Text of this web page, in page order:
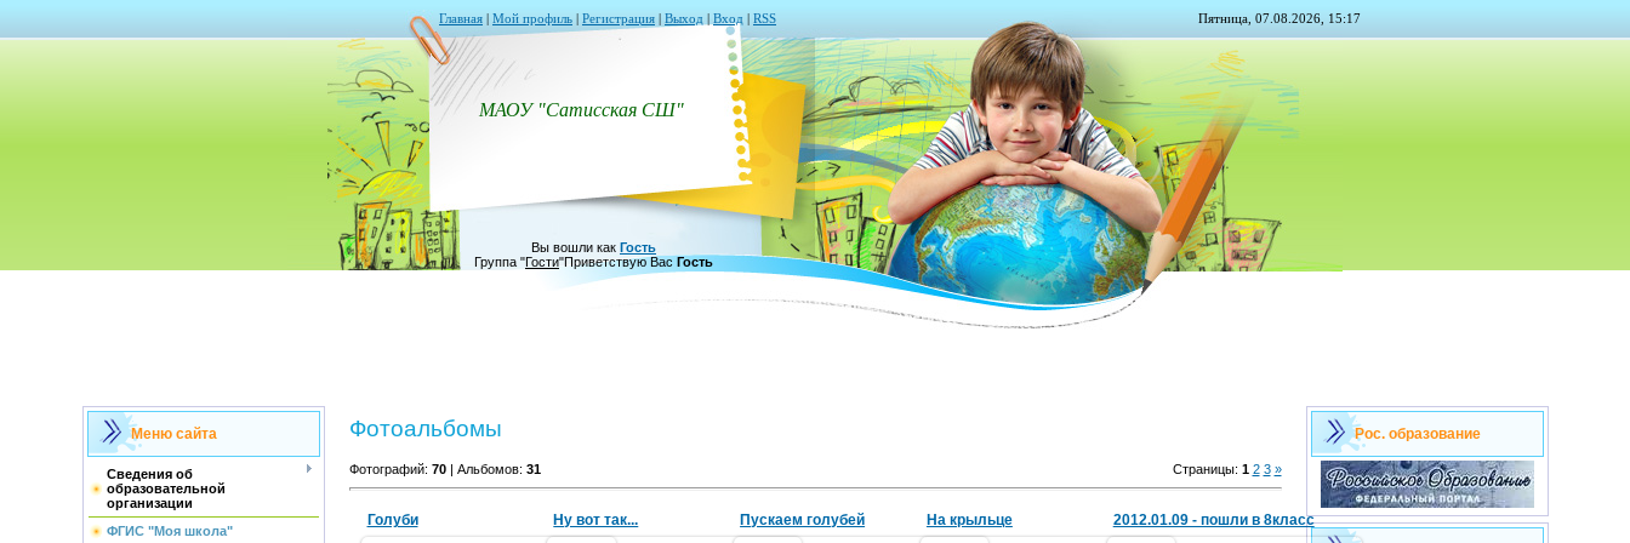
Главная Мой профиль Регистрация Выход Вход RSS Пятница, 07.08.2026, 15:17
МАОУ "Сатисская СШ"
Вы вошли как Гость
Группа "Гости"Приветствую Вас Гость
Меню сайта
Сведения об
образовательной
организации
ФГИС "Моя школа"
Фотоальбомы
Фотографий: 70| Альбомов: 31 Страницы: 1 2 3 »
Голуби Ну вот так... Пускаем голубей На крыльце 2012.01.09 - пошли в 8класс
Рос. образование